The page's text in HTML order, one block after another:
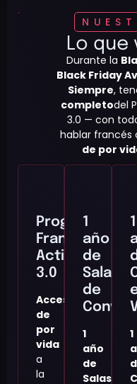
Lo que
Durante la
Black Friday
Siempre,
completodel
3.0 — con
hablar francés
de por
Programa
Francés
Activo
3.0
Acceso
de
por
vida
a
la
1
año
de
Salas
de
1
año
de
Salas
1
1